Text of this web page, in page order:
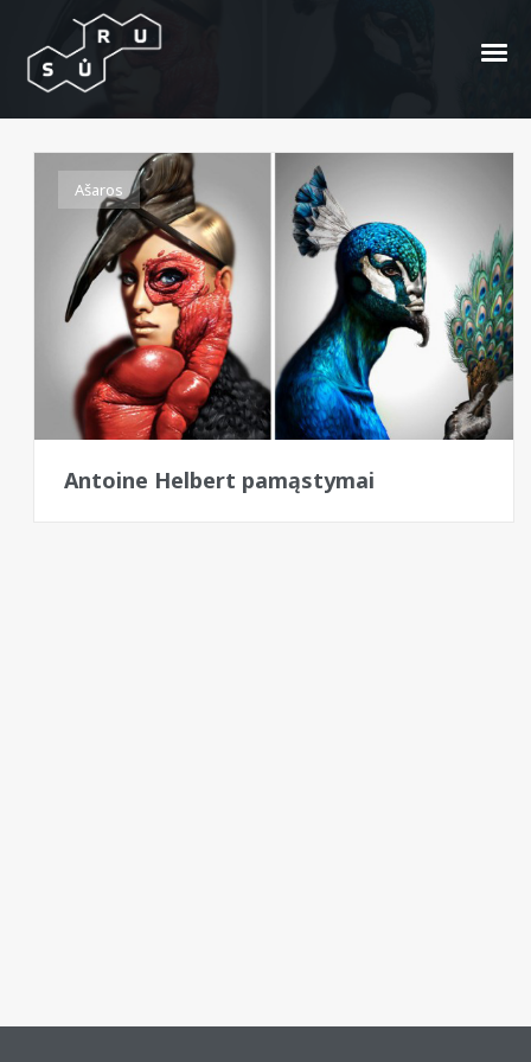
Antoine Helbert
Ašaros
Antoine Helbert pamąstymai